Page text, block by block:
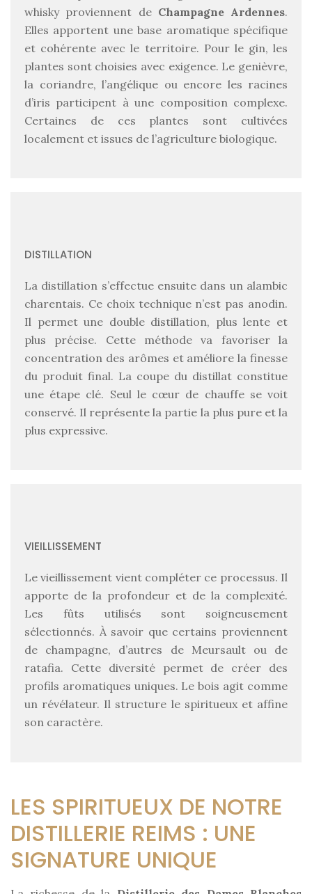
whisky proviennent de Champagne Ardennes.
Elles apportent une base aromatique spécifique
et cohérente avec le territoire. Pour le gin, les
plantes sont choisies avec exigence. Le genièvre,
la coriandre, l’angélique ou encore les racines
d’iris participent à une composition complexe.
Certaines de ces plantes sont cultivées
localement et issues de l’agriculture biologique.
DISTILLATION
La distillation s’effectue ensuite dans un alambic
charentais. Ce choix technique n’est pas anodin.
Il permet une double distillation, plus lente et
plus précise. Cette méthode va favoriser la
concentration des arômes et améliore la finesse
du produit final. La coupe du distillat constitue
une étape clé. Seul le cœur de chauffe se voit
conservé. Il représente la partie la plus pure et la
plus expressive.
VIEILLISSEMENT
Le vieillissement vient compléter ce processus. Il
apporte de la profondeur et de la complexité.
Les fûts utilisés sont soigneusement
sélectionnés. À savoir que certains proviennent
de champagne, d’autres de Meursault ou de
ratafia. Cette diversité permet de créer des
profils aromatiques uniques. Le bois agit comme
un révélateur. Il structure le spiritueux et affine
son caractère.
LES SPIRITUEUX DE NOTRE
DISTILLERIE REIMS : UNE
SIGNATURE UNIQUE